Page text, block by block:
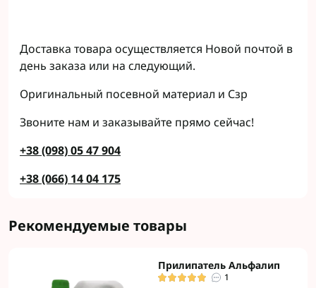
Доставка товара осуществляется Новой почтой в
день заказа или на следующий.
Оригинальный посевной материал и Сзр
Звоните нам и заказывайте прямо сейчас!
+38 (098) 05 47 904
+38 (066) 14 04 175
Рекомендуемые товары
Прилипатель Альфалип
1